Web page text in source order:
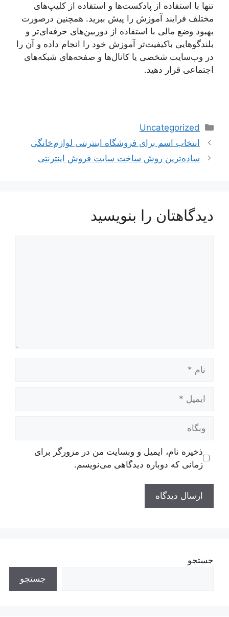
تنها با استفاده از پادکست‌ها و استفاده از کلیپ‌های
مختلف فرایند آموزش را پیش ببرید. همچنین درصورت
بهبود وضع مالی با استفاده از دوربین‌های حرفه‌ای‌تر و
بلندگوهایی باکیفیت‌تر آموزش خود را انجام داده و آن را
در وب‌سایت شخصی یا کانال‌ها و صفحه‌های شبکه‌های
اجتماعی قرار دهید.
دسته‌ها
Uncategorized
ناوبری
نوشته‌ها
انتخاب اسم برای فروشگاه اینترنتی لوازم‌خانگی
ساده‌ترین روش ساخت سایت فروش اینترنتی
دیدگاهتان را بنویسید
وبگاه
ذخیره نام، ایمیل و وبسایت من در مرورگر برای
زمانی که دوباره دیدگاهی می‌نویسم.
جستجو
جستجو